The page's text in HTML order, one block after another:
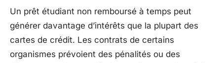
Un prêt étudiant non remboursé à temps peut
générer davantage d’intérêts que la plupart des
cartes de crédit. Les contrats de certains
organismes prévoient des pénalités ou des